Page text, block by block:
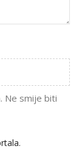
Ne smije biti